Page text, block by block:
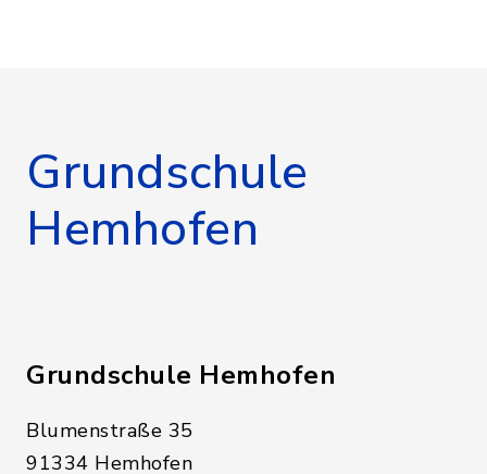
Grundschule
Hemhofen
Grundschule Hemhofen
Blumenstraße 35
91334 Hemhofen